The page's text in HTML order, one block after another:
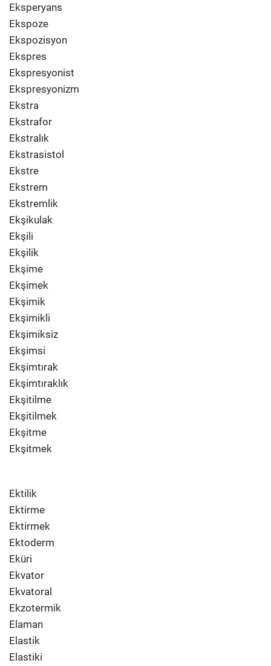
Eksperyans
Ekspoze
Ekspozisyon
Ekspres
Ekspresyonist
Ekspresyonizm
Ekstra
Ekstrafor
Ekstralık
Ekstrasistol
Ekstre
Ekstrem
Ekstremlik
Ekşikulak
Ekşili
Ekşilik
Ekşime
Ekşimek
Ekşimik
Ekşimikli
Ekşimiksiz
Ekşimsi
Ekşimtırak
Ekşimtıraklık
Ekşitilme
Ekşitilmek
Ekşitme
Ekşitmek
Ektilik
Ektirme
Ektirmek
Ektoderm
Eküri
Ekvator
Ekvatoral
Ekzotermik
Elaman
Elastik
Elastiki